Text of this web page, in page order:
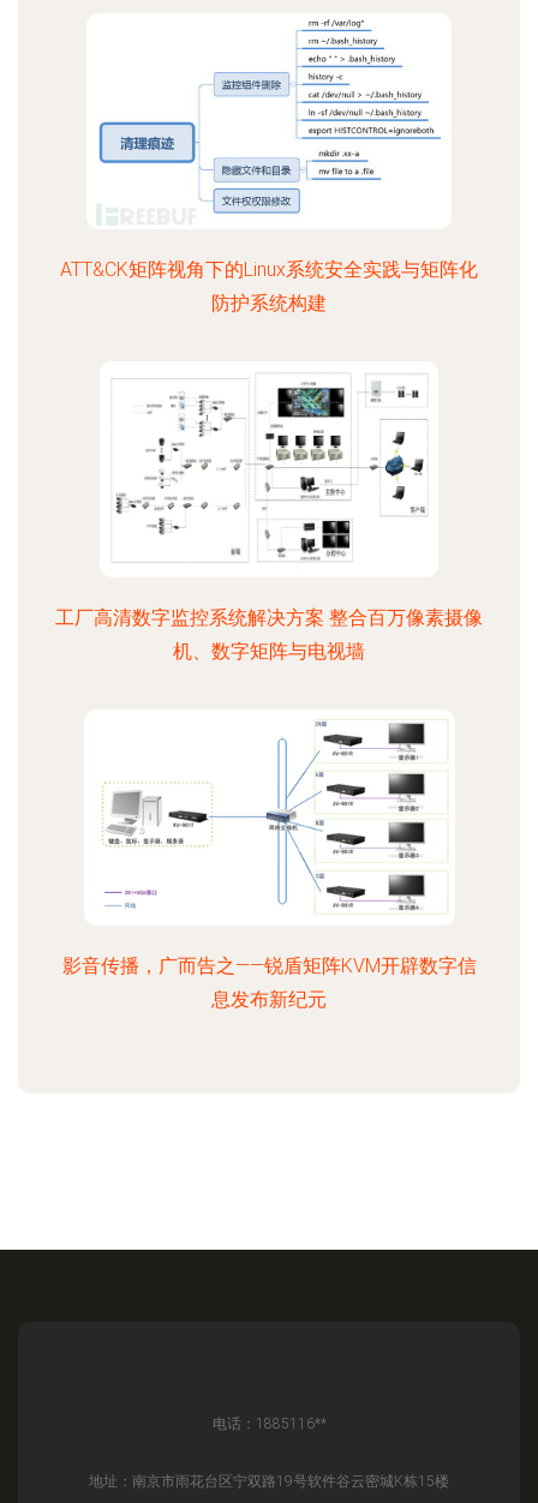
ATT&CK矩阵视角下的Linux系统安全实践与矩阵化
防护系统构建
工厂高清数字监控系统解决方案 整合百万像素摄像
机、数字矩阵与电视墙
影音传播，广而告之——锐盾矩阵KVM开辟数字信
息发布新纪元
电话：1885116**
地址：南京市雨花台区宁双路19号软件谷云密城K栋15楼